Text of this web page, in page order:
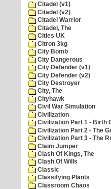
Citadel (v1)
Citadel (v2)
Citadel Warrior
Citadel, The
Cities UK
Citron 3kg
City Bomb
City Dangerous
City Defender (v1)
City Defender (v2)
City Destroyer
City, The
Cityhawk
Civil War Simulation
Civilization
Civilization Part 1 - Birth
Civilization Part 2 - The
Civilization Part 3 - The
Claim Jumper
Clash Of Kings, The
Clash Of Wills
Classic
Classifying Plants
Classroom Chaos